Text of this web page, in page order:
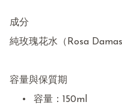
成分
純玫瑰花水（Rosa
容量與保質期